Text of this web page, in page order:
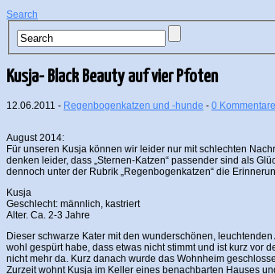
Search
Kusja- Black Beauty auf vier Pfoten
12.06.2011 - Regenbogenkatzen und -hunde - 0 Kommentare
August 2014:
Für unseren Kusja können wir leider nur mit schlechten
denken leider, dass „Sternen-Katzen“ passender sind als
dennoch unter der Rubrik „Regenbogenkatzen“ die
Kusja
Geschlecht: männlich, kastriert
Alter. Ca. 2-3 Jahre
Dieser schwarze Kater mit den wunderschönen,
wohl gespürt habe, dass etwas nicht stimmt und ist kurz vor
nicht mehr da. Kurz danach wurde das Wohnheim
Zurzeit wohnt Kusja im Keller eines benachbarten Hauses